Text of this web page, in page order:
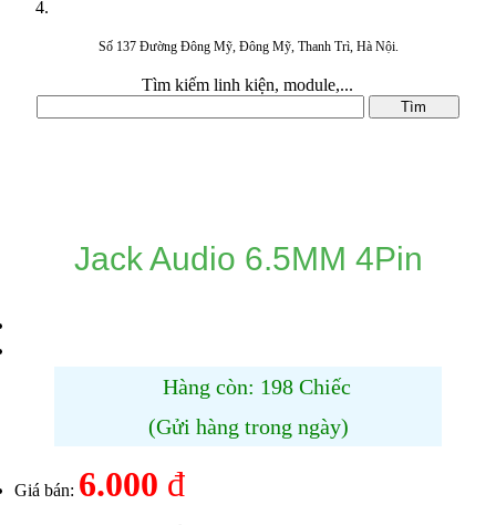
Số 137 Đường Đông Mỹ, Đông Mỹ, Thanh Trì, Hà Nội.
Tìm kiếm linh kiện, module,...
Jack Audio 6.5MM 4Pin
Hàng còn: 198 Chiếc
(Gửi hàng trong ngày)
Giá bán: 6.000 đ